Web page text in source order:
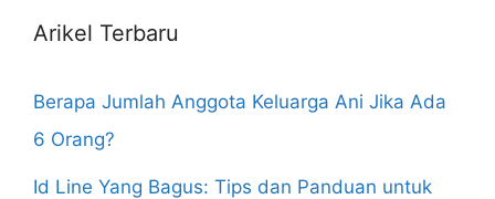
Arikel Terbaru
Berapa Jumlah Anggota Keluarga Ani Jika Ada
6 Orang?
Id Line Yang Bagus: Tips dan Panduan untuk